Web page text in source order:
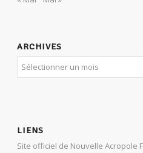
ARCHIVES
LIENS
Site officiel de Nouvelle Acropole